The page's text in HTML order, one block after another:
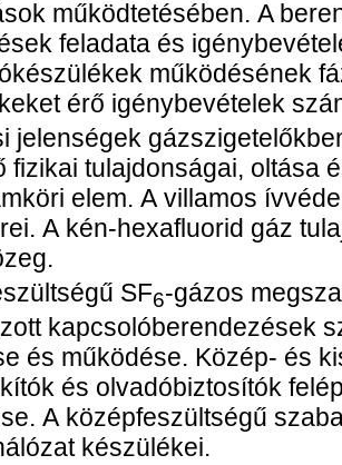
működtetésében. A
feladata és
működésének
érő igénybevételek
jelenségek
fizikai tulajdonságai, oltása
elem. A villamos
A kén-hexafluorid gáz
SF6-gázos
kapcsolóberendezések
és működése. Közép- és
és olvadóbiztosítók
A középfeszültségű
készülékei.